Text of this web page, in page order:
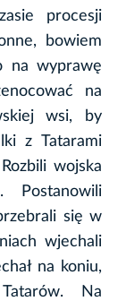
procesji
bowiem
na wyprawę
na
wsi, by
z Tatarami
wojska
się w
wjechali
na koniu,
Na